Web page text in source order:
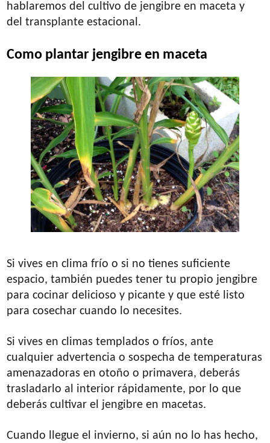
hablaremos del cultivo de jengibre en maceta y
del transplante estacional.
Como plantar jengibre en maceta
Si vives en clima frío o si no tienes suficiente
espacio, también puedes tener tu propio jengibre
para cocinar delicioso y picante y que esté listo
para cosechar cuando lo necesites.
Si vives en climas templados o fríos, ante
cualquier advertencia o sospecha de temperaturas
amenazadoras en otoño o primavera, deberás
trasladarlo al interior rápidamente, por lo que
deberás cultivar el jengibre en macetas.
Cuando llegue el invierno, si aún no lo has hecho,